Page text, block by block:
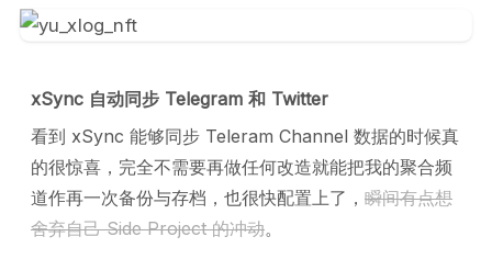
xSync 自动同步 Telegram 和 Twitter
看到 xSync 能够同步 Teleram Channel 数据的时候真
的很惊喜，完全不需要再做任何改造就能把我的聚合频
道作再一次备份与存档，也很快配置上了， 瞬间有点想
舍弃自己 Side Project 的冲动。